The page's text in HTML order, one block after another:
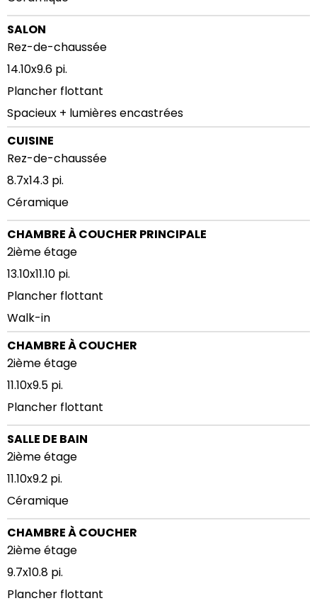
SALON
Rez-de-chaussée
14.10x9.6 pi.
Plancher flottant
Spacieux + lumières encastrées
CUISINE
Rez-de-chaussée
8.7x14.3 pi.
Céramique
CHAMBRE À COUCHER PRINCIPALE
2ième étage
13.10x11.10 pi.
Plancher flottant
Walk-in
CHAMBRE À COUCHER
2ième étage
11.10x9.5 pi.
Plancher flottant
SALLE DE BAIN
2ième étage
11.10x9.2 pi.
Céramique
CHAMBRE À COUCHER
2ième étage
9.7x10.8 pi.
Plancher flottant